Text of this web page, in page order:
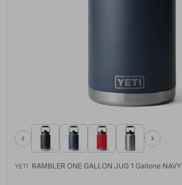
‹ ›
YETI RAMBLER ONE GALLON JUG 1 Gallone NAVY